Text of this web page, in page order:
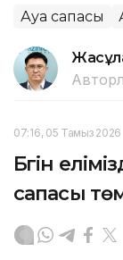
Ауа сапасы
07:16, 05 Тамыз 2026
Бүгін
сапасы